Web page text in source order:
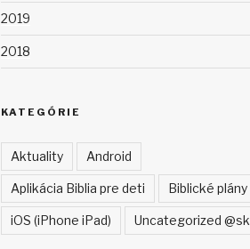
2019
2018
KATEGÓRIE
Aktuality Android
Aplikácia Biblia pre deti Biblické plány
iOS (iPhone iPad) Uncategorized @sk